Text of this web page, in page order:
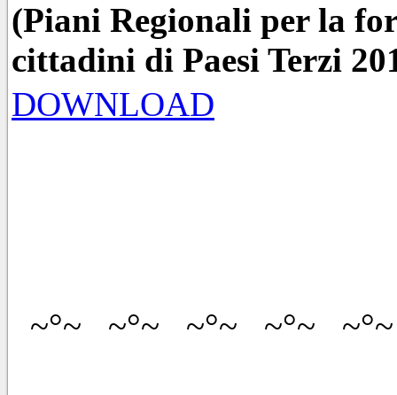
(Piani Regionali per la
cittadini di Paesi Terzi
DOWNLOAD
~°~ ~°~ ~°~ ~°~